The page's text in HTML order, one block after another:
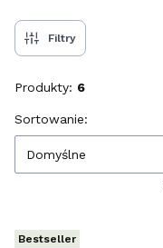
Filtry
Produkty: 6
Lista produktów
Sortowanie:
Domyślne
Bestseller